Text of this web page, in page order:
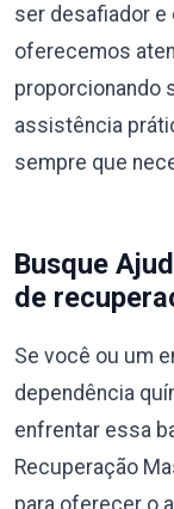
ser desafiador e
oferecemos
proporcionando
assistência
sempre que
Busque
de
Se você ou um
dependência
enfrentar essa
Recuperação
para oferecer o